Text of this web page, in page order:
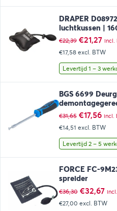
DRAPER
luchtkussen |
€22,39
prijs
was:
€22,39.
€21,27
prijs
is:
incl.
€17,58 excl. BTW
Levertijd 1 – 3
BGS 6699
€31,65
prijs
was:
€31,65.
€17,56
prijs
is:
incl.
€14,51 excl. BTW
Levertijd 2 – 5
FORCE FC-
spreider
€36,30
prijs
was:
€32,67
prijs
is:
€27,00 excl. BTW